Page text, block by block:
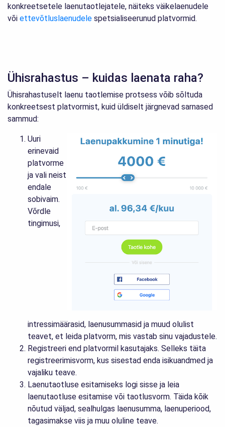
konkreetsetele laenutaotlejatele, näiteks väikelaenudele
või ettevõtluslaenudele spetsialiseerunud platvormid.
Ühisrahastus – kuidas laenata raha?
Ühisrahastuselt laenu taotlemise protsess võib sõltuda
konkreetsest platvormist, kuid üldiselt järgnevad sarnased
sammud:
Uuri
erinevaid
platvorme
ja vali neist
endale
sobivaim.
Võrdle
tingimusi,
intressimäärasid, laenusummasid ja muud olulist
teavet, et leida platvorm, mis vastab sinu vajadustele.
Registreeri end platvormil kasutajaks. Selleks täita
registreerimisvorm, kus sisestad enda isikuandmed ja
vajaliku teave.
Laenutaotluse esitamiseks logi sisse ja leia
laenutaotluse esitamise või taotlusvorm. Täida kõik
nõutud väljad, sealhulgas laenusumma, laenuperiood,
tagasimakse viis ja muu oluline teave.